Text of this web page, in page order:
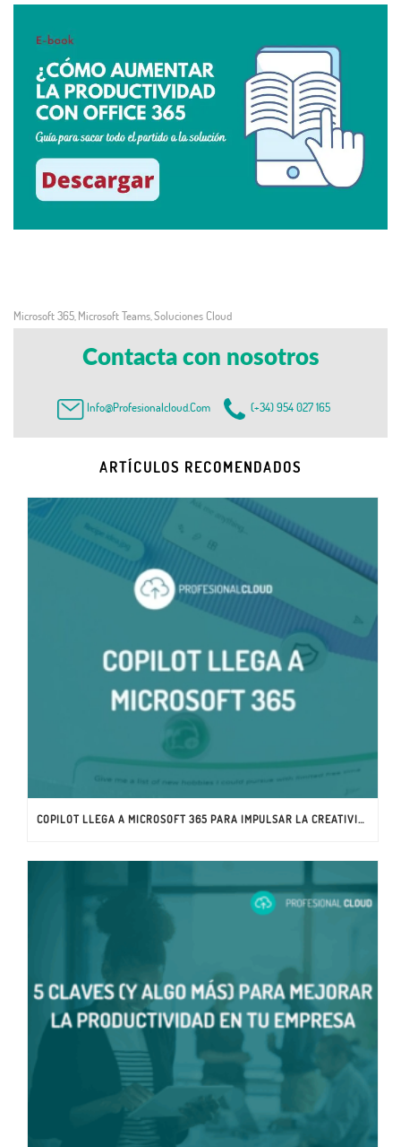
Microsoft 365, Microsoft Teams,Soluciones Cloud
Contacta con nosotros
Info@profesionalcloud.com (+34) 954 027 165
ARTÍCULOS RECOMENDADOS
COPILOT LLEGA A MICROSOFT 365 PARA IMPULSAR LA CREATIVIDAD Y PRODUCTIVIDAD EN EMPRESAS